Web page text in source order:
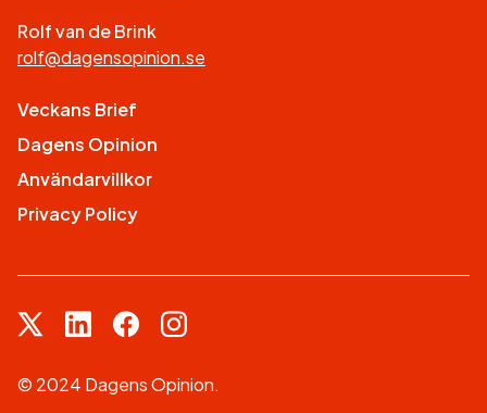
Rolf van de Brink
rolf@dagensopinion.se
Veckans Brief
Dagens Opinion
Användarvillkor
Privacy Policy
© 2024 Dagens Opinion.